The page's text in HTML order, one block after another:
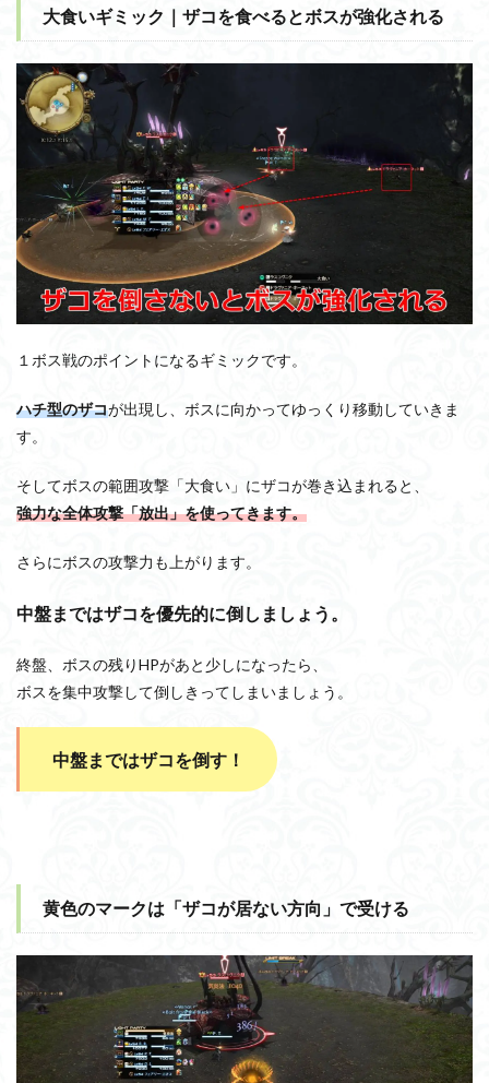
大食いギミック｜ザコを食べるとボスが強化される
１ボス戦のポイントになるギミックです。
ハチ型のザコが出現し、ボスに向かってゆっくり移動していきま
す。
そしてボスの範囲攻撃「大食い」にザコが巻き込まれると、
強力な全体攻撃「放出」を使ってきます。
さらにボスの攻撃力も上がります。
中盤まではザコを優先的に倒しましょう。
終盤、ボスの残りHPがあと少しになったら、
ボスを集中攻撃して倒しきってしまいましょう。
中盤まではザコを倒す！
黄色のマークは「ザコが居ない方向」で受ける